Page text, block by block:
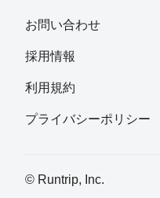
お問い合わせ
採用情報
利用規約
プライバシーポリシー
© Runtrip, Inc.